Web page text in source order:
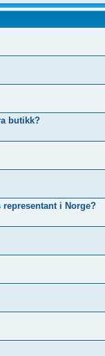
butikk?
i Norge?